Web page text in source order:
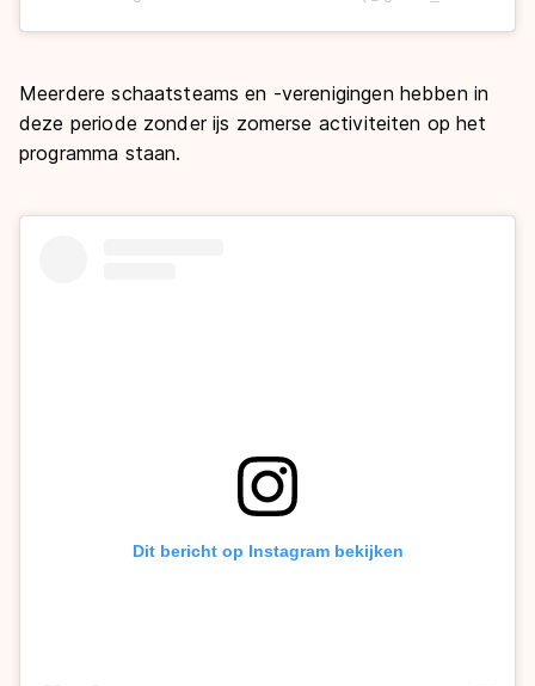
Meerdere schaatsteams en -verenigingen hebben in
deze periode zonder ijs zomerse activiteiten op het
programma staan.
Dit bericht op Instagram bekijken